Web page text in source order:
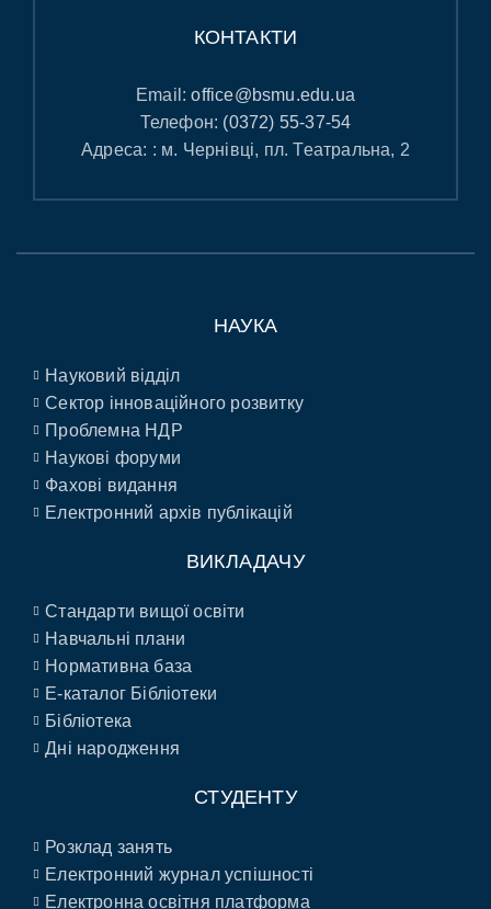
КОНТАКТИ
Email:office@bsmu.edu.ua
Телефон: (0372) 55-37-54
Адреса: : м. Чернівці, пл. Театральна, 2
НАУКА
Науковий відділ
Сектор інноваційного розвитку
Проблемна НДР
Наукові форуми
Фахові видання
Електронний архів публікацій
ВИКЛАДАЧУ
Стандарти вищої освіти
Навчальні плани
Нормативна база
E-каталог Бібліотеки
Бібліотека
Дні народження
СТУДЕНТУ
Розклад занять
Електронний журнал успішності
Електронна освітня платформа